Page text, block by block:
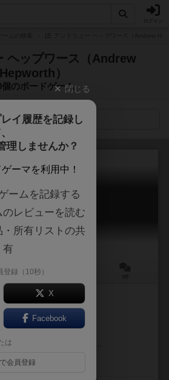
ヘップワース（Andrew
Hepworth）
個のボードゲーム
検索メニュー
シップ・シェイプ
ShipShape
50分
説明文の編集者を募集中
Daviau）
ーヨ（Dhaniels Castillo）
Calliope Games）
閉じる
イ履歴を記録し
理しませんか？
ーマを利用中！
ームを記録する
レビューを読む
所有リストの共
有
登録（10秒）
X
Facebook
は
会員登録